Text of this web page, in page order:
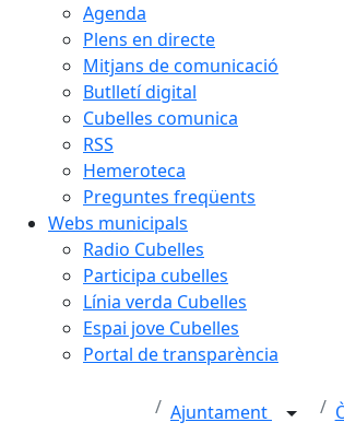
Agenda
Plens en directe
Mitjans de comunicació
Butlletí digital
Cubelles comunica
RSS
Hemeroteca
Preguntes freqüents
Webs municipals
Radio Cubelles
Participa cubelles
Línia verda Cubelles
Espai jove Cubelles
Portal de transparència
Ajuntament